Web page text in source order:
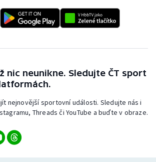
nic neunikne. Sledujte ČT sport
nejnovější sportovní události. Sledujte nás i
Threads či YouTube a buďte v obraze.